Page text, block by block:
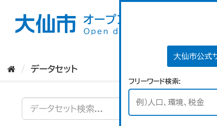
大仙市公式
フリーワード検索
データセット